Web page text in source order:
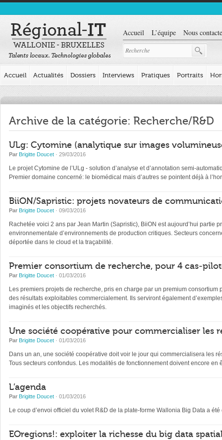
Accueil L’équipe Nous
Accueil Actualités Dossiers Interviews Pratiques Portraits
Archive de la catégorie: Recherche/R&D
ULg: Cytomine (analytique sur images
Par Brigitte Doucet · 29/03/2016
Le projet Cytomine de l’ULg - solution d’analyse et d’annotation semi-
Premier domaine concerné: le biomédical mais d’autres se pointent déjà à
BiiON/Sapristic: projets novateurs de
Par Brigitte Doucet · 09/03/2016
Rachetée voici 2 ans par Jean Martin (Sapristic), BiiON est aujourd’hui
environnementale d’environnements de production critiques. Secteurs
déportée dans le cloud et la traçabilité.
Premier consortium de recherche, pour 4 cas-
Par Brigitte Doucet · 01/03/2016
Les premiers projets de recherche, pris en charge par un premium
des résultats exploitables commercialement. Ils serviront également
imaginés et les objectifs recherchés.
Une société coopérative pour commercialiser les
Par Brigitte Doucet · 01/03/2016
Dans un an, une société coopérative doit voir le jour qui commercialisera les
Tous secteurs confondus. Les modalités de fonctionnement doivent encore en
L’agenda
Par Brigitte Doucet · 01/03/2016
Le coup d’envoi officiel du volet R&D de la plate-forme Wallonia Big Data a
EOregions!: exploiter la richesse du big data